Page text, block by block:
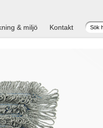
& miljö Kontakt